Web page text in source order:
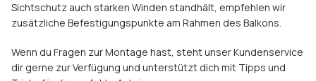
Sichtschutz auch starken Winden standhält, empfehlen wir
zusätzliche Befestigungspunkte am Rahmen des Balkons.
Wenn du Fragen zur Montage hast, steht unser Kundenservice
dir gerne zur Verfügung und unterstützt dich mit Tipps und